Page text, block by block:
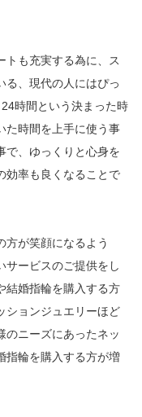
トも充実する為に、ス
る、現代の人にはぴっ
時間という決まった時
た時間を上手に使う事
で、ゆっくりと心身を
効率も良くなることで
方が笑顔になるよう
サービスのご提供をし
結婚指輪を購入する方
ションジュエリーほど
のニーズにあったネッ
指輪を購入する方が増